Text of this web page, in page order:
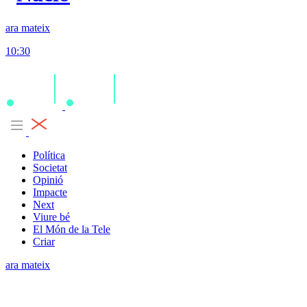
ara mateix
10:30
Política
Societat
Opinió
Impacte
Next
Viure bé
El Món de la Tele
Criar
ara mateix